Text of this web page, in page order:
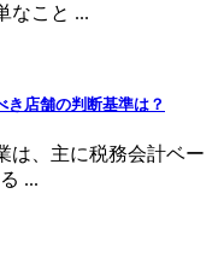
なこと ...
き店舗の判断基準は？
は、主に税務会計ベー
...